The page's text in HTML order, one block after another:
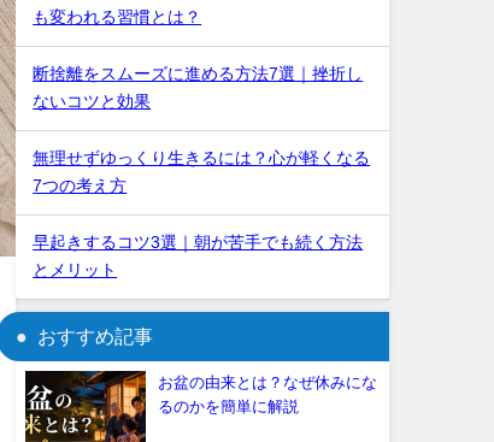
も変われる習慣とは？
断捨離をスムーズに進める方法7選｜挫折し
ないコツと効果
無理せずゆっくり生きるには？心が軽くなる
7つの考え方
早起きするコツ3選｜朝が苦手でも続く方法
とメリット
おすすめ記事
お盆の由来とは？なぜ休みにな
るのかを簡単に解説